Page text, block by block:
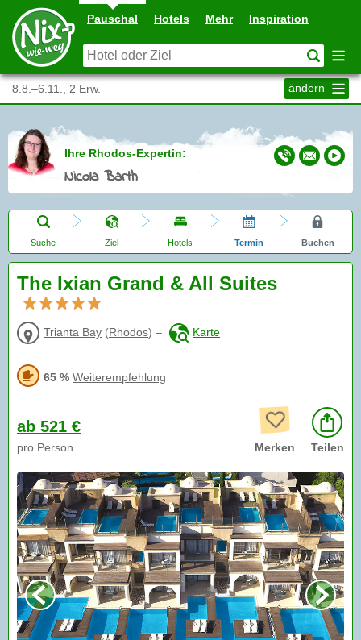
Pauschal Hotels Mehr Inspiration
8.8.–6.11., 2 Erw. ändern
Ihre Rhodos-Expertin:
Nicola Barth
Suche Ziel Hotels Termin Buchen
The Ixian Grand & All Suites
Trianta Bay (Rhodos) – Karte
65 % Weiterempfehlung
ab 521 €
pro Person Merken Teilen